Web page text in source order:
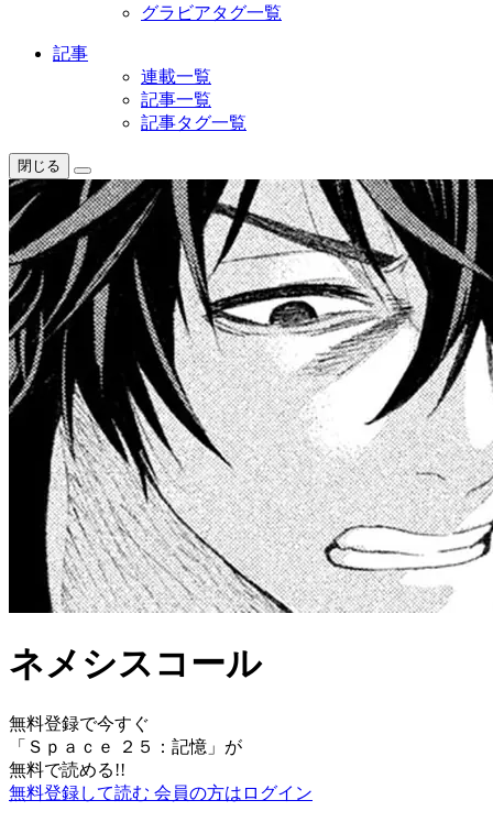
グラビアタグ一覧
記事
連載一覧
記事一覧
記事タグ一覧
閉じる
ネメシスコール
無料登録で今すぐ
「 Ｓｐａｃｅ ２５：記憶 」が
無料で読める!!
無料登録して読む 会員の方はログイン